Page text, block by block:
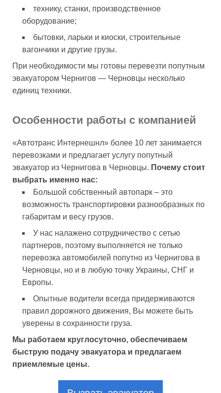
технику, станки, производственное
оборудование;
бытовки, ларьки и киоски, строительные
вагончики и другие грузы.
При необходимости мы готовы перевезти попутным
эвакуатором Чернигов — Черновцы несколько
единиц техники.
Особенности работы с компанией
«Автотранс Интернешнл» более 10 лет занимается
перевозками и предлагает услугу попутный
эвакуатор из Чернигова в Черновцы. Почему стоит
выбрать именно нас:
Большой собственный автопарк – это
возможность транспортировки разнообразных по
габаритам и весу грузов.
У нас налажено сотрудничество с сетью
партнеров, поэтому выполняется не только
перевозка автомобилей попутно из Чернигова в
Черновцы, но и в любую точку Украины, СНГ и
Европы.
Опытные водители всегда придерживаются
правил дорожного движения, Вы можете быть
уверены в сохранности груза.
Мы работаем круглосуточно, обеспечиваем
быструю подачу эвакуатора и предлагаем
приемлемые цены.